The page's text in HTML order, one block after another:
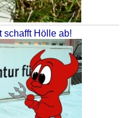
schafft Hölle ab!